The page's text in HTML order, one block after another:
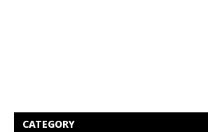
CATEGORY